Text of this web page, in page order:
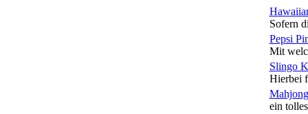
Sofern
Pepsi
Mit
Slingo
Hierbei
ein